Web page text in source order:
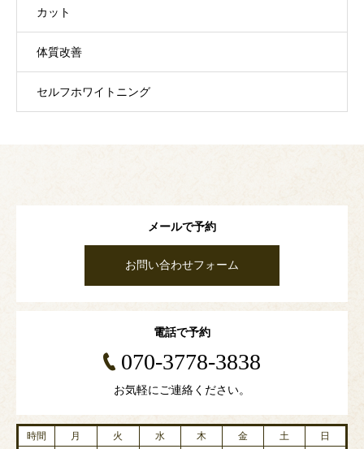
カット
体質改善
セルフホワイトニング
メールで予約
お問い合わせフォーム
電話で予約
070-3778-3838
お気軽にご連絡ください。
時間 月 火 水 木 金 土
日